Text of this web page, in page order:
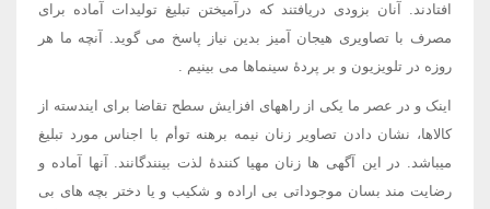
افتادند. آنان بزودی دریافتند که درآمیختن تبلیغ تولیدات آماده برای
مصرف با تصاویری هیجان آمیز بدین نیاز پاسخ می گوید. آنچه ما هر
روزه در تلویزیون و بر پردۀ سینماها می بینیم .
اینک و در عصر ما یکی از راههای افزایش سطح تقاضا برای ایندسته از
کالاها، نشان دادن تصاویر زنان نیمه برهنه توأم با اجناس مورد تبلیغ
میباشد. در این آگهی ها زنان مهیا کنندۀ لذت بینندگانند. آنها آماده و
رضایت مند بسان موجوداتی بی اراده و شکیب و یا دختر بچه های بی